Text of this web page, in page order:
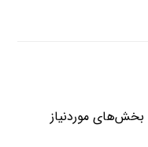
بخش‌های موردنیاز